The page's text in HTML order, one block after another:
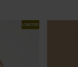
LIMITED